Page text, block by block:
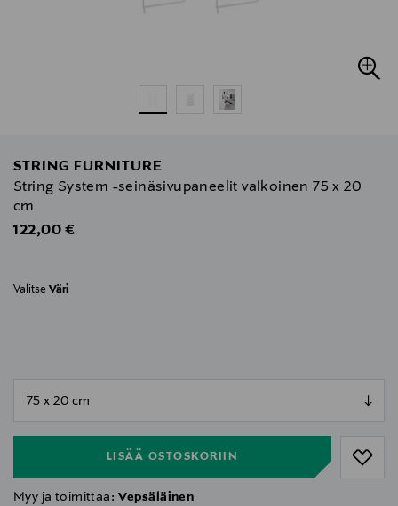
STRING FURNITURE
String System -seinäsivupaneelit valkoinen 75 x 20
cm
Original Price
122,00 €
Valitse Väri
LISÄÄ OSTOSKORIIN
Myy ja toimittaa: Vepsäläinen